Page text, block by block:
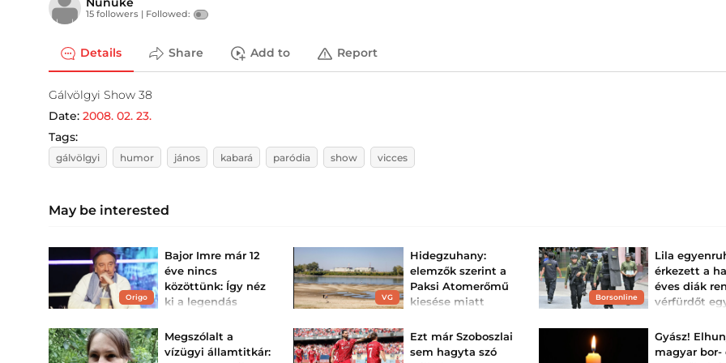
15 followers | Followed:
Details Share Add to Report
Gálvölgyi Show 38
Date: 2008. 02. 23.
Tags:
gálvölgyi humor jános kabará paródia show vicces
May be interested
Origo
Bajor Imre már 12
éve nincs
közöttünk: Így néz
ki a legendás
Még ma is halljuk, ahogy
azt mondja: Csóközön!
VG
Hidegzuhany:
elemzők szerint a
Paksi Atomerőmű
kiesése miatt
villamosenergia-
árak Ma...
Borsonline
Lila
érkezett a
éves diák
vérfürdőt
Megrázó tragédia
meg Thaiföldet:
rendőrség szerint
Megszólalt a
vízügyi államtitkár:
Ezt már Szoboszlai
sem hagyta szó
Gyász!
magyar bor-